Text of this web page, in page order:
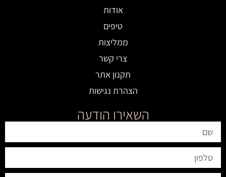
אודות
טיפים
ממליצות
צרי קשר
תקנון אתר
הצהרת נגישות
השאירו הודעה